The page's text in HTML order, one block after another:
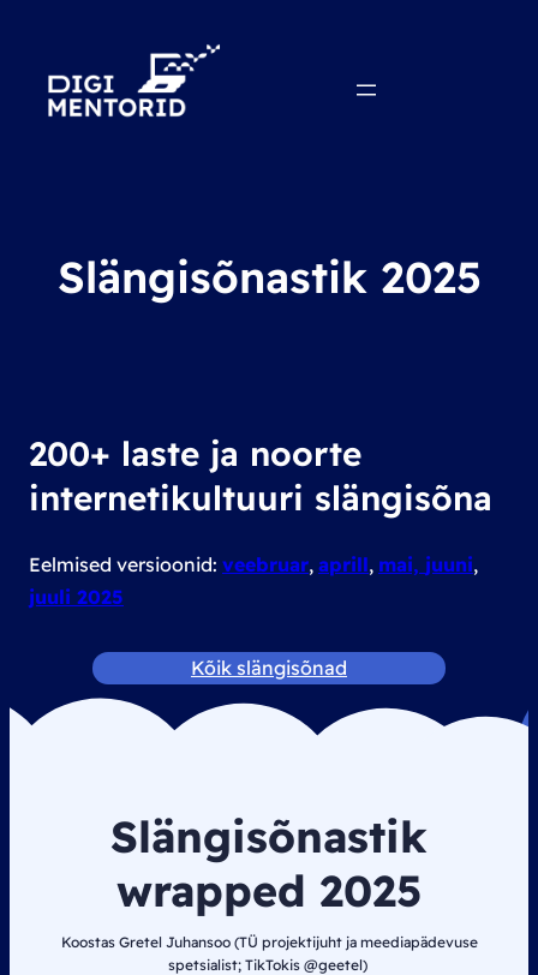
Slängisõnastik 2025
200+ laste ja noorte
internetikultuuri slängisõna
Eelmised versioonid: veebruar, aprill, mai, juuni,
juuli 2025
Kõik slängisõnad
Slängisõnastik
wrapped 2025
Koostas Gretel Juhansoo (TÜ projektijuht ja meediapädevuse
spetsialist; TikTokis @geetel)